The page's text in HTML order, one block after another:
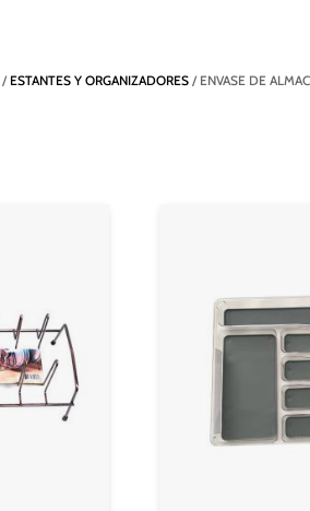
/ ESTANTES Y ORGANIZADORES / ENVASE DE